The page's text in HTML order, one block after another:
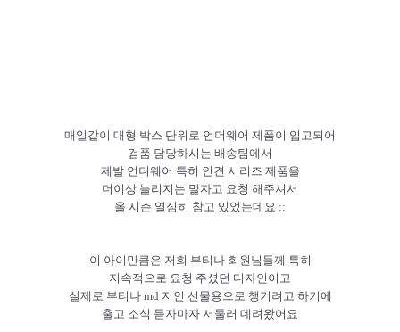
매일같이 대형 박스 단위로 언더웨어 제품이 입고되어
검품 담당하시는 배송팀에서
제발 언더웨어 특히 인견 시리즈 제품을
더이상 늘리지는 말자고 요청 해주셔서
올 시즌 열심히 참고 있었는데요 ::
이 아이만큼은 저희 부티나 회원님들께 특히
지속적으로 요청 주셨던 디자인이고
실제로 부티나 md 지인 선물용으로 챙기려고 하기에
출고 소식 듣자마자 서둘러 데려왔어요